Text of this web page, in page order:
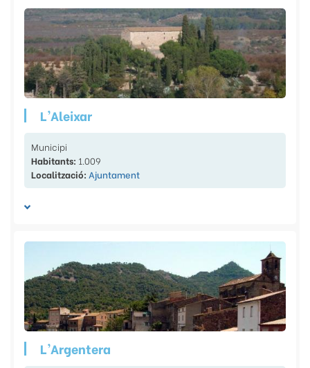
L'Aleixar
Municipi
Habitants: 1.009
Localització: Ajuntament
L'Argentera